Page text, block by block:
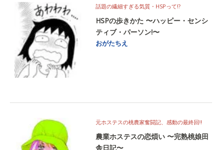
話題の繊細すぎる気質・HSPって!?
HSPの歩きかた 〜ハッピー・センシ
ティブ・パーソン!〜
おがたちえ
元ホステスの桃農家奮闘記、感動の最終回!!
農業ホステスの恋煩い 〜完熟桃娘田
舎日記〜